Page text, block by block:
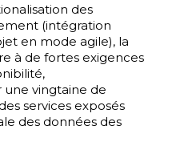
des
(intégration
en mode agile), la
à de fortes exigences
vingtaine de
services exposés
des données des